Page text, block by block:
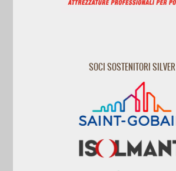
SOCI SOSTENITORI SILVER